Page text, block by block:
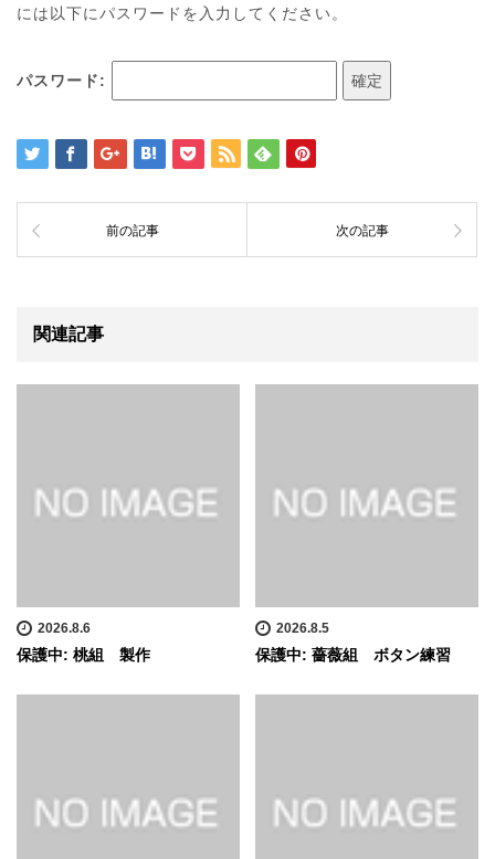
には以下にパスワードを入力してください。
パスワード:
前の記事 次の記事
関連記事
2026.8.6
保護中: 桃組 製作
2026.8.5
保護中: 薔薇組 ボタン練習